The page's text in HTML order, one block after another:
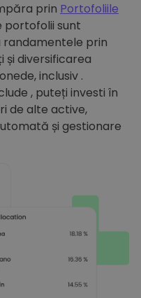
prin Portofoliile
portofolii sunt
prin
și diversificarea
inclusiv .
, puteți investi în
de alte active,
și gestionare